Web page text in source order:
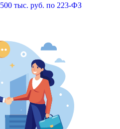
тыс. руб. по 223-ФЗ